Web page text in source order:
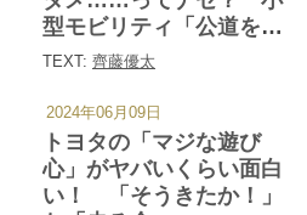
型モビリティ「公道を走
れるか否か」の違いとは
TEXT: 齊藤優太
トヨタの「マジな遊び
心」がヤバいくらい面白
い！ 「そうきたか！」
2024年06月09日